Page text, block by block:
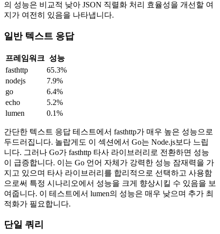
의 성능은 비교적 낮아 JSON 직렬화 처리 효율성을 개선할 여
지가 여전히 있음을 나타냅니다.
일반 텍스트 응답
프레임워크 성능
fasthttp
65.3%
nodejs
7.9%
go
6.4%
echo
5.2%
lumen
0.1%
간단한 텍스트 응답 테스트에서 fasthttp가 매우 높은 성능으로
두드러집니다. 놀랍게도 이 섹션에서 Go는 Node.js보다 느립
니다. 그러나 Go가 fasthttp 타사 라이브러리로 전환하면 성능
이 급증합니다. 이는 Go 언어 자체가 강력한 성능 잠재력을 가
지고 있으며 타사 라이브러리를 합리적으로 선택하고 사용함
으로써 특정 시나리오에서 성능을 크게 향상시킬 수 있음을 보
여줍니다. 이 테스트에서 lumen의 성능은 매우 낮으며 추가 최
적화가 필요합니다.
단일 쿼리